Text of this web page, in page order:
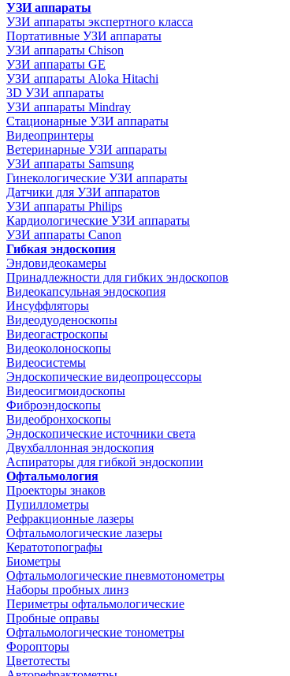
УЗИ аппараты
УЗИ аппараты экспертного класса
Портативные УЗИ аппараты
УЗИ аппараты Chison
УЗИ аппараты GE
УЗИ аппараты Aloka Hitachi
3D УЗИ аппараты
УЗИ аппараты Mindray
Стационарные УЗИ аппараты
Видеопринтеры
Ветеринарные УЗИ аппараты
УЗИ аппараты Samsung
Гинекологические УЗИ аппараты
Датчики для УЗИ аппаратов
УЗИ аппараты Philips
Кардиологические УЗИ аппараты
УЗИ аппараты Canon
Гибкая эндоскопия
Эндовидеокамеры
Принадлежности для гибких эндоскопов
Видеокапсульная эндоскопия
Инсуффляторы
Видеодуоденоскопы
Видеогастроскопы
Видеоколоноскопы
Видеосистемы
Эндоскопические видеопроцессоры
Видеосигмоидоскопы
Фиброэндоскопы
Видеобронхоскопы
Эндоскопические источники света
Двухбаллонная эндоскопия
Аспираторы для гибкой эндоскопии
Офтальмология
Проекторы знаков
Пупиллометры
Рефракционные лазеры
Офтальмологические лазеры
Кератотопографы
Биометры
Офтальмологические пневмотонометры
Наборы пробных линз
Периметры офтальмологические
Пробные оправы
Офтальмологические тонометры
Форопторы
Цветотесты